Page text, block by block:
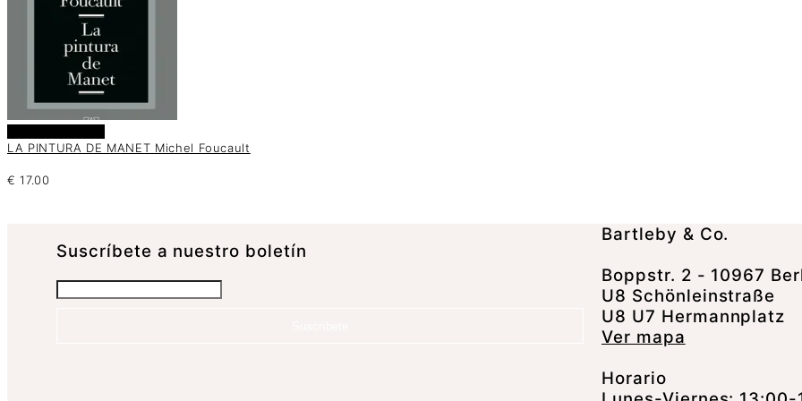
LA PINTURA DE MANET Michel Foucault
€ 17.00
Suscrí­bete a nuestro boletín
Bartleby & Co.
Boppstr. 2 - 10967
U8 Schönleinstraße
U8 U7 Hermannplatz
Ver mapa
Horario